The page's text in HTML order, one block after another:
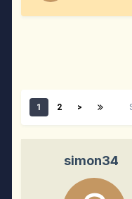
1 2 >
simon34